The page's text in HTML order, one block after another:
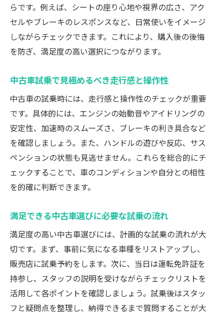
らです。例えば、シートの座り心地や視界の広さ、アク
セルやブレーキのレスポンスなど、日常使いをイメージ
しながらチェックできます。これにより、購入後の後悔
を防ぎ、満足度の高い選択につながります。
中古車試乗で見極めるべき走行感と操作性
中古車の試乗時には、走行感と操作性のチェックが重要
です。具体的には、エンジンの始動音やアイドリングの
安定性、加速時のスムーズさ、ブレーキの利き具合など
を確認しましょう。また、ハンドルの遊びや反応、サス
ペンションの状態も見逃せません。これらを総合的にチ
ェックすることで、車のコンディションや自分との相性
を的確に判断できます。
満足できる中古車選びに必要な試乗の流れ
満足度の高い中古車選びには、計画的な試乗の流れが大
切です。まず、事前に気になる車種をリストアップし、
販売店に試乗予約をします。次に、当日は運転免許証を
持参し、スタッフの説明を受けながらチェックリストを
活用して各ポイントを確認しましょう。試乗後はスタッ
フと疑問点を整理し、納得できるまで質問することが大